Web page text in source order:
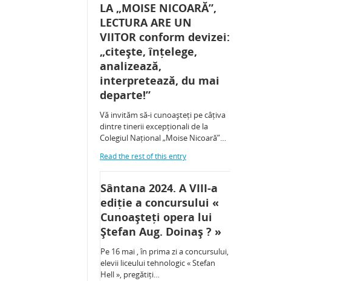
LA „MOISE NICOARĂ”,
LECTURA ARE UN
VIITOR conform devizei:
„citește, înțelege,
analizează,
interpretează, du mai
departe!”
Vă invităm să-i cunoașteți pe câțiva
dintre tinerii excepționali de la
Colegiul Național „Moise Nicoară”…
Read the rest of this entry
Sântana 2024. A VIII-a
ediție a concursului «
Cunoașteți opera lui
Ștefan Aug. Doinaș ? »
Pe 16 mai , în prima zi a concursului,
elevii liceului tehnologic « Stefan
Hell », pregătiți…